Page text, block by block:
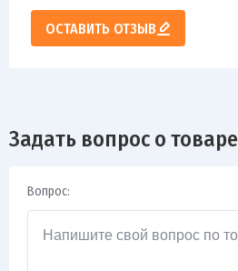
ОСТАВИТЬ ОТЗЫВ
Задать вопрос о товаре
Вопрос: